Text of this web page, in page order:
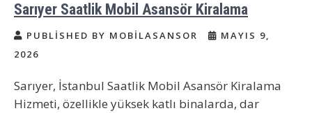
Sarıyer Saatlik Mobil Asansör Kiralama
PUBLISHED BY MOBILASANSOR
MAYIS 9,
2026
Sarıyer, İstanbul Saatlik Mobil Asansör Kiralama
Hizmeti, özellikle yüksek katlı binalarda, dar